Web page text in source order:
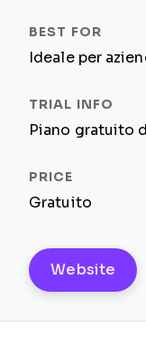
Ideale per
Piano gratuito
Gratuito
Website